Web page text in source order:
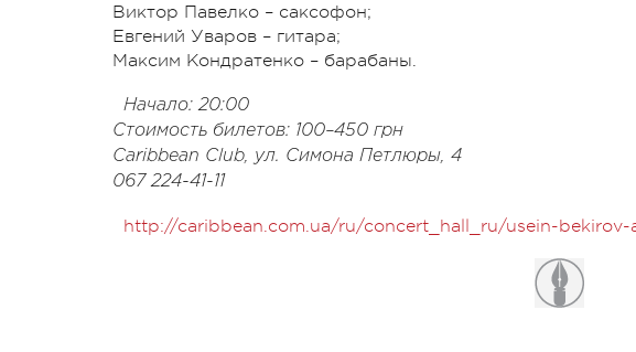
Виктор Павелко – саксофон;
Евгений Уваров – гитара;
Максим Кондратенко – барабаны.
Начало: 20:00
Стоимость билетов: 100–450 грн
Caribbean Club, ул. Симона Петлюры, 4
067 224-41-11
http://caribbean.com.ua/ru/concert_hall_ru/usein-